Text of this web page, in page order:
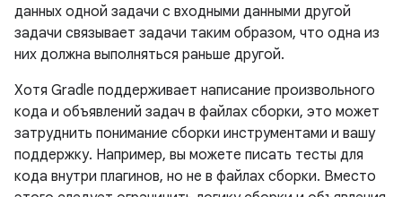
данных одной задачи с входными данными другой
задачи связывает задачи таким образом, что одна из
них должна выполняться раньше другой.
Хотя Gradle поддерживает написание произвольного
кода и объявлений задач в файлах сборки, это может
затруднить понимание сборки инструментами и вашу
поддержку. Например, вы можете писать тесты для
кода внутри плагинов, но не в файлах сборки. Вместо